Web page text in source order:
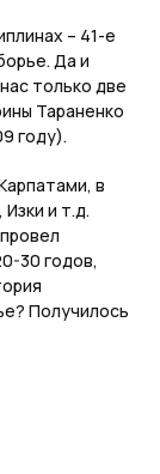
– 41-е
Да и
только две
Тараненко
году).
в
и т.д.
30 годов,
Получилось